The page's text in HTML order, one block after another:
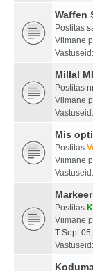
Waffen
Postitas
Viimane
Vastuseid:
Millal
Postitas
Viimane
Vastuseid:
Mis
Postitas
Viimane
Vastuseid:
Postitas
Viimane
T Sept
Vastuseid: